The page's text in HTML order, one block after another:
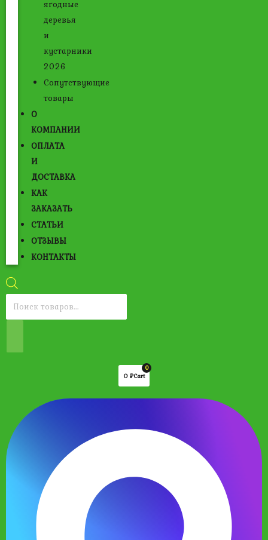
ягодные
деревья
и
кустарники
2026
Сопутствующие
товары
О
КОМПАНИИ
ОПЛАТА
И
ДОСТАВКА
КАК
ЗАКАЗАТЬ
СТАТЬИ
ОТЗЫВЫ
КОНТАКТЫ
Поиск
товаров
0₽
0
Cart